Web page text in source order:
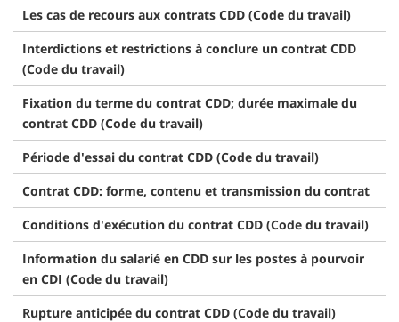
Les cas de recours aux contrats CDD (Code du travail)
Interdictions et restrictions à conclure un contrat CDD
(Code du travail)
Fixation du terme du contrat CDD; durée maximale du
contrat CDD (Code du travail)
Période d'essai du contrat CDD (Code du travail)
Contrat CDD: forme, contenu et transmission du contrat
Conditions d'exécution du contrat CDD (Code du travail)
Information du salarié en CDD sur les postes à pourvoir
en CDI (Code du travail)
Rupture anticipée du contrat CDD (Code du travail)